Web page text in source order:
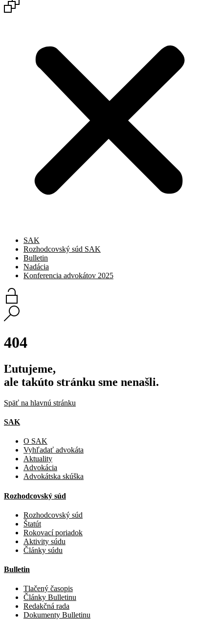
SAK
Rozhodcovský súd SAK
Bulletin
Nadácia
Konferencia advokátov 2025
404
Ľutujeme,
ale takúto stránku sme nenašli.
Späť na hlavnú stránku
SAK
O SAK
Vyhľadať advokáta
Aktuality
Advokácia
Advokátska skúška
Rozhodcovský súd
Rozhodcovský súd
Štatút
Rokovací poriadok
Aktivity súdu
Články súdu
Bulletin
Tlačený časopis
Články Bulletinu
Redakčná rada
Dokumenty Bulletinu